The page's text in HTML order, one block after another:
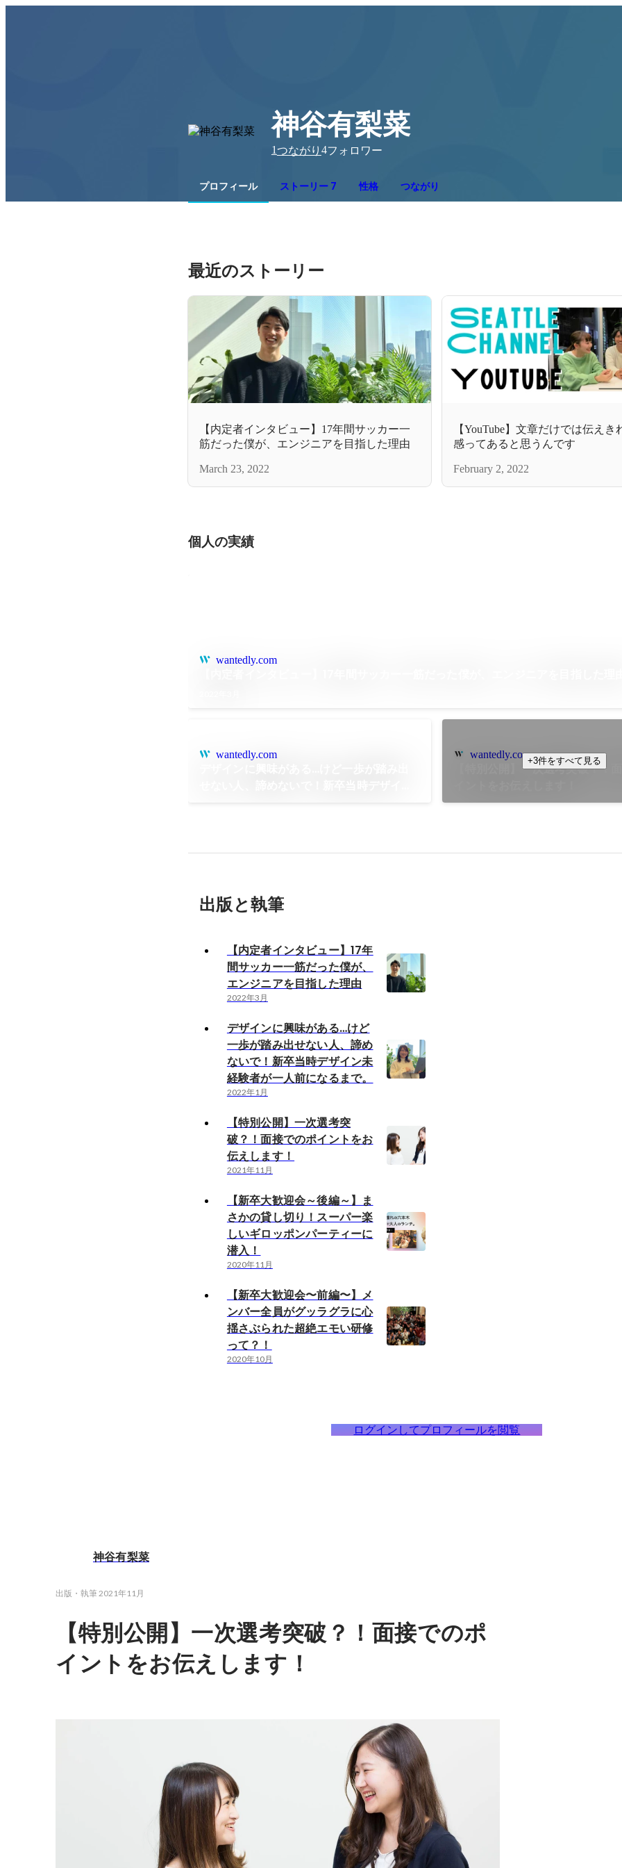
神谷有梨菜
1つながり 4フォロワー
プロフィール ストーリー 7 性格 つながり
最近のストーリー
【内定者インタビュー】17年間サッカー一
筋だった僕が、エンジニアを目指した理由
March 23, 2022
【YouTube】文章だけでは伝えき
感ってあると思うんです
February 2, 2022
個人の実績
wantedly.com
wantedly.com wantedly.com
【特別公開】一次選考突破？！面
+3件をすべて見る
出版と執筆
【内定者インタビュー】17年
間サッカー一筋だった僕が、
エンジニアを目指した理由
2022年3月
デザインに興味がある…けど
一歩が踏み出せない人、諦め
ないで！新卒当時デザイン未
経験者が一人前になるまで。
2022年1月
【特別公開】一次選考突
破？！面接でのポイントをお
伝えします！
2021年11月
【新卒大歓迎会～後編～】ま
さかの貸し切り！スーパー楽
しいギロッポンパーティーに
潜入！
2020年11月
【新卒大歓迎会〜前編〜】メ
ンバー全員がグッラグラに心
揺さぶられた超絶エモい研修
って？！
2020年10月
ログインしてプロフィールを閲覧
神谷有梨菜
出版・執筆2021年11月
【特別公開】一次選考突破？！面接でのポ
イントをお伝えします！